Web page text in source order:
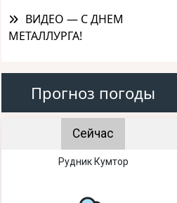
ВИДЕО — С ДНЕМ
МЕТАЛЛУРГА!
Прогноз погоды
Сейчас
Рудник Кумтор